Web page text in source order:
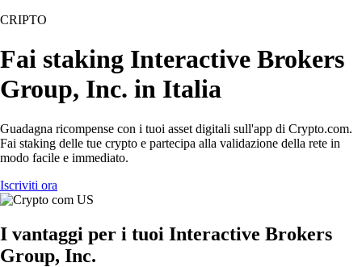
CRIPTO
Fai staking Interactive Brokers
Group, Inc. in Italia
Guadagna ricompense con i tuoi asset digitali sull'app di Crypto.com.
Fai staking delle tue crypto e partecipa alla validazione della rete in
modo facile e immediato.
Iscriviti ora
I vantaggi per i tuoi Interactive Brokers
Group, Inc.